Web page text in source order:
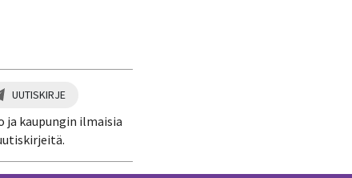
UUTISKIRJE
ja kaupungin ilmaisia